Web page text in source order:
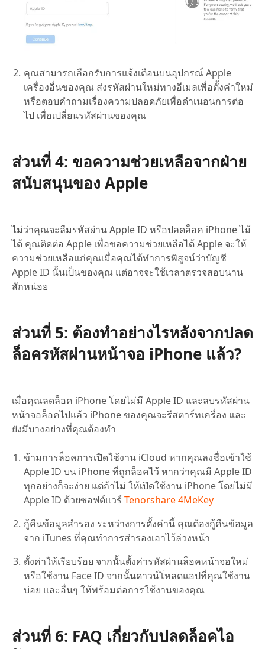
คุณสามารถเลือกรับการแจ้งเตือนบนอุปกรณ์ Apple
เครื่องอื่นของคุณ ส่งรหัสผ่านใหม่ทางอีเมลเพื่อตั้งค่าใหม่
หรือตอบคำถามเรื่องความปลอดภัยเพื่อดำเนอนการต่อ
ไป เพื่อเปลี่ยนรหัสผ่านของคุณ
ส่วนที่ 4: ขอความช่วยเหลือจากฝ่าย
สนับสนุนของ Apple
ไม่ว่าคุณจะลืมรหัสผ่าน Apple ID หรือปลดล็อค iPhone ไม้
ได้ คุณติดต่อ Apple เพื่อขอความช่วยเหลือได้ Apple จะให้
ความช่วยเหลือแก่คุณเมื่อคุณได้ทำการพิสูจน์ว่าบัญชี
Apple ID นั้นเป็นของคุณ แต่อาจจะใช้เวลาตรวจสอบนาน
สักหน่อย
ส่วนที่ 5: ต้องทำอย่างไรหลังจากปลด
ล็อครหัสผ่านหน้าจอ iPhone แล้ว?
เมื่อคุณลดล็อค iPhone โดยไม่มี Apple ID และลบรหัสผ่าน
หน้าจอล็อคไปแล้ว iPhone ของคุณจะรีสตาร์ทเครื่อง และ
ยังมีบางอย่างที่คุณต้องทำ
ข้ามการล็อคการเปิดใช้งาน iCloud หากคุณลงชื่อเข้าใช้
Apple ID บน iPhone ที่ถูกล็อคไว้ หากว่าคุณมี Apple ID
ทุกอย่างก็จะง่าย แต่ถ้าไม่ ให้เปิดใช้งาน iPhone โดยไม่มี
Apple ID ด้วยซอฟต์แวร์ Tenorshare 4MeKey
กู้คืนข้อมูลสำรอง ระหว่างการตั้งค่านี้ คุณต้องกู้คืนข้อมูล
จาก iTunes ที่คุณทำการสำรองเอาไว้ล่วงหน้า
ตั้งค่าให้เรียบร้อย จากนั้นตั้งค่ารหัสผ่านล็อคหน้าจอใหม่
หรือใช้งาน Face ID จากนั้นดาวน์โหลดแอปที่คุณใช้งาน
บ่อย และอื่นๆ ให้พร้อมต่อการใช้งานของคุณ
ส่วนที่ 6: FAQ เกี่ยวกับปลดล็อคไอ